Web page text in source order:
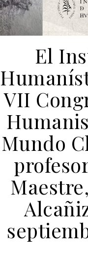
El
VII
Mundo